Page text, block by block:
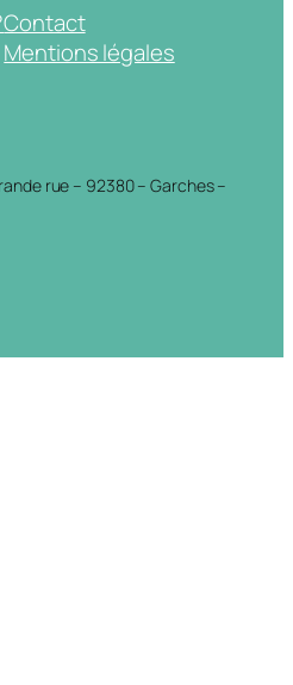
Contact
Mentions légales
rue – 92380 – Garches –